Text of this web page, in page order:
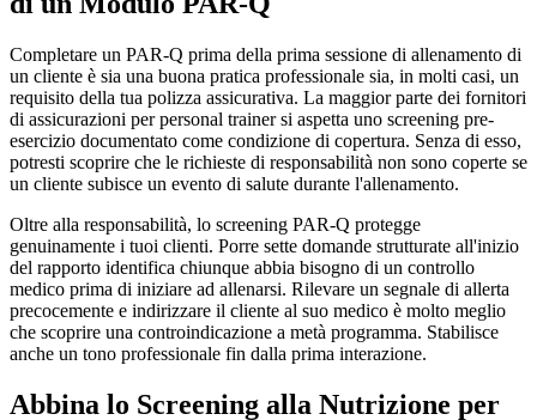
Completare un PAR-Q prima della prima sessione di allenamento di
un cliente è sia una buona pratica professionale sia, in molti casi, un
requisito della tua polizza assicurativa. La maggior parte dei fornitori
di assicurazioni per personal trainer si aspetta uno screening pre-
esercizio documentato come condizione di copertura. Senza di esso,
potresti scoprire che le richieste di responsabilità non sono coperte se
un cliente subisce un evento di salute durante l'allenamento.
Oltre alla responsabilità, lo screening PAR-Q protegge
genuinamente i tuoi clienti. Porre sette domande strutturate all'inizio
del rapporto identifica chiunque abbia bisogno di un controllo
medico prima di iniziare ad allenarsi. Rilevare un segnale di allerta
precocemente e indirizzare il cliente al suo medico è molto meglio
che scoprire una controindicazione a metà programma. Stabilisce
anche un tono professionale fin dalla prima interazione.
Abbina lo Screening alla Nutrizione per